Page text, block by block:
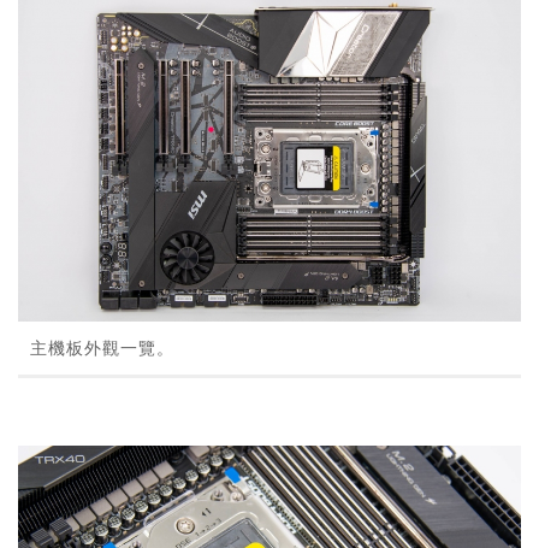
主機板外觀一覽。